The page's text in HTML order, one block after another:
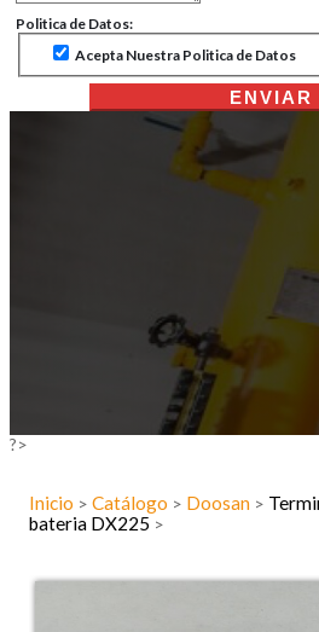
Politica de Datos:
Acepta Nuestra Politica de Datos
ENVIAR
?>
Inicio > Catálogo > Doosan >
bateria DX225 >